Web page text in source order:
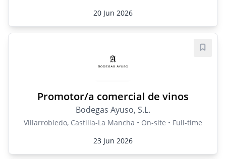
20 Jun 2026
Promotor/a comercial de vinos
Bodegas Ayuso, S.L.
Villarrobledo, Castilla-La Mancha • On-site • Full-time
23 Jun 2026
Save